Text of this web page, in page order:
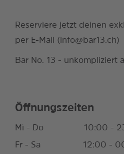
Reserviere jetzt deinen
per E-Mail (info@bar13.ch)
Bar No. 13 - unkompliziert
Öffnungszeiten
Mi - Do
10:00 -
Fr - Sa
12:00 -